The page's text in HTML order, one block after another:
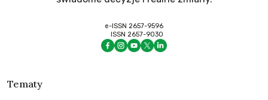
e-ISSN 2657-9596
ISSN 2657-9030
Tematy